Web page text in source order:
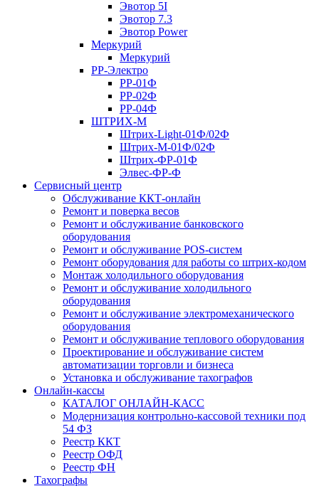
Эвотор 5I
Эвотор 7.3
Эвотор Power
Меркурий
Меркурий
РР-Электро
РР-01Ф
РР-02Ф
РР-04Ф
ШТРИХ-М
Штрих-Light-01Ф/02Ф
Штрих-М-01Ф/02Ф
Штрих-ФР-01Ф
Элвес-ФР-Ф
Сервисный центр
Обслуживание ККТ-онлайн
Ремонт и поверка весов
Ремонт и обслуживание банковского
оборудования
Ремонт и обслуживание POS-систем
Ремонт оборудования для работы со штрих-кодом
Монтаж холодильного оборудования
Ремонт и обслуживание холодильного
оборудования
Ремонт и обслуживание электромеханического
оборудования
Ремонт и обслуживание теплового оборудования
Проектирование и обслуживание систем
автоматизации торговли и бизнеса
Установка и обслуживание тахографов
Онлайн-кассы
КАТАЛОГ ОНЛАЙН-КАСС
Модернизация контрольно-кассовой техники под
54 ФЗ
Реестр ККТ
Реестр ОФД
Реестр ФН
Тахографы